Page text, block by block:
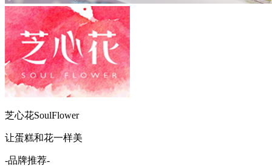
芝心花SoulFlower
让蛋糕和花一样美
-品牌推荐-